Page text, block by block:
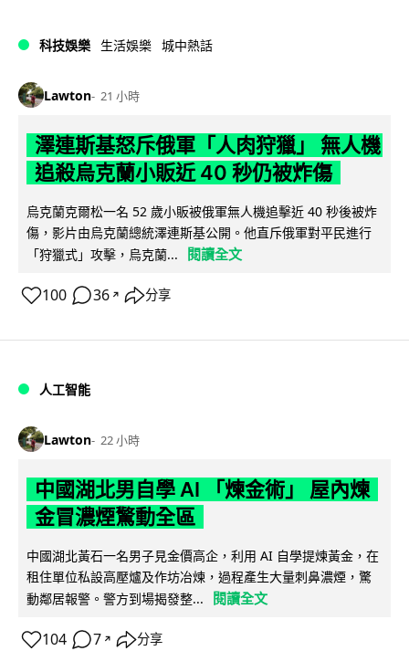
科技娛樂 生活娛樂 城中熱話
Lawton 21 小時
澤連斯基怒斥俄軍「人肉狩獵」 無人機
追殺烏克蘭小販近 40 秒仍被炸傷
烏克蘭克爾松一名 52 歲小販被俄軍無人機追擊近 40 秒後被炸
傷，影片由烏克蘭總統澤連斯基公開。他直斥俄軍對平民進行
「狩獵式」攻擊，烏克蘭...
閱讀全文
100 36 ↗ 分享
人工智能
Lawton 22 小時
中國湖北男自學 AI 「煉金術」 屋內煉
金冒濃煙驚動全區
中國湖北黃石一名男子見金價高企，利用 AI 自學提煉黃金，在
租住單位私設高壓爐及作坊冶煉，過程產生大量刺鼻濃煙，驚
動鄰居報警。警方到場揭發整...
閱讀全文
104 7 ↗ 分享